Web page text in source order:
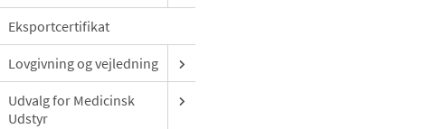
Eksportcertifikat
Lovgivning og vejledning
Udvalg for Medicinsk
Udstyr